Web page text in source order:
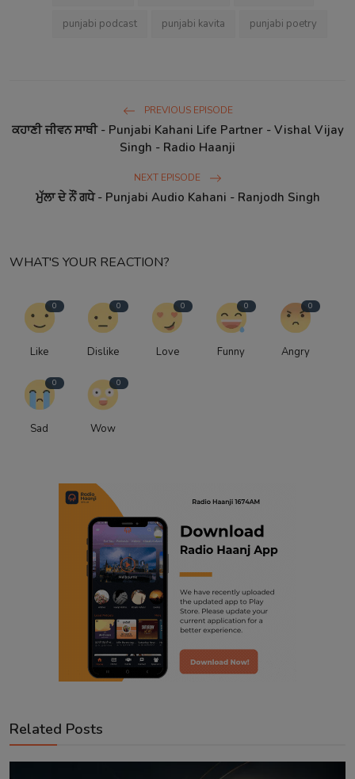
punjabi podcast punjabi kavita punjabi poetry
PREVIOUS EPISODE
ਕਹਾਣੀ ਜੀਵਨ ਸਾਥੀ - Punjabi Kahani Life Partner - Vishal Vijay
Singh - Radio Haanji
NEXT EPISODE
ਮੁੱਲਾ ਦੇ ਨੌਂ ਗਧੇ - Punjabi Audio Kahani - Ranjodh Singh
WHAT'S YOUR REACTION?
0
Like
0
Dislike
0
Love
0
Funny
0
Angry
0
Sad
0
Wow
Related Posts